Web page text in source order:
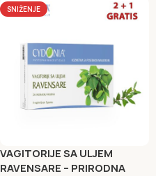
SNIŽENJE
VAGITORIJE SA ULJEM
RAVENSARE – PRIRODNA